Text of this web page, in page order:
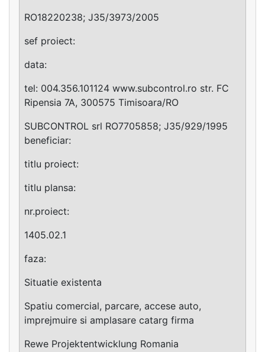
RO18220238; J35/3973/2005
sef proiect:
data:
tel: 004.356.101124 www.subcontrol.ro str. FC
Ripensia 7A, 300575 Timisoara/RO
SUBCONTROL srl RO7705858; J35/929/1995
beneficiar:
titlu proiect:
titlu plansa:
nr.proiect:
1405.02.1
faza:
Situatie existenta
Spatiu comercial, parcare, accese auto,
imprejmuire si amplasare catarg firma
Rewe Projektentwicklung Romania